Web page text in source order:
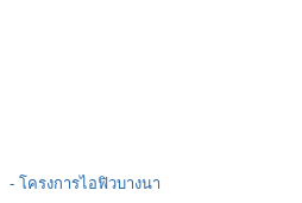
- โครงการไอฟิวบางนา